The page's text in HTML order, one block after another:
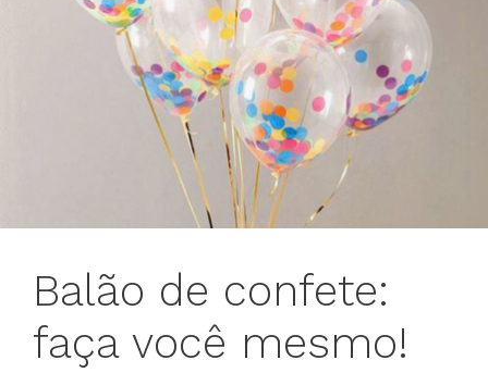
Balão de confete:
faça você mesmo!